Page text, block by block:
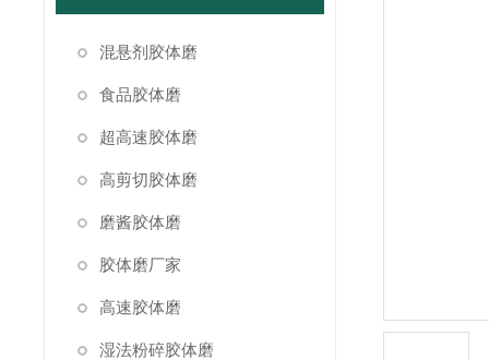
混悬剂胶体磨
食品胶体磨
超高速胶体磨
高剪切胶体磨
磨酱胶体磨
胶体磨厂家
高速胶体磨
湿法粉碎胶体磨